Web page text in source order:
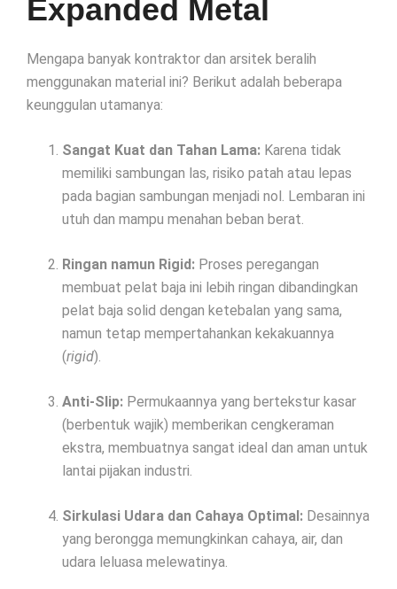
Expanded Metal
Mengapa banyak kontraktor dan arsitek beralih
menggunakan material ini? Berikut adalah beberapa
keunggulan utamanya:
Sangat Kuat dan Tahan Lama: Karena tidak
memiliki sambungan las, risiko patah atau lepas
pada bagian sambungan menjadi nol. Lembaran ini
utuh dan mampu menahan beban berat.
Ringan namun Rigid: Proses peregangan
membuat pelat baja ini lebih ringan dibandingkan
pelat baja solid dengan ketebalan yang sama,
namun tetap mempertahankan kekakuannya
(rigid).
Anti-Slip: Permukaannya yang bertekstur kasar
(berbentuk wajik) memberikan cengkeraman
ekstra, membuatnya sangat ideal dan aman untuk
lantai pijakan industri.
Sirkulasi Udara dan Cahaya Optimal: Desainnya
yang berongga memungkinkan cahaya, air, dan
udara leluasa melewatinya.